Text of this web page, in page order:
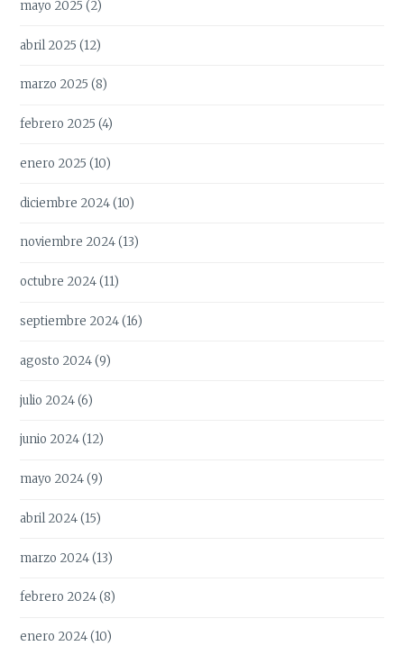
mayo 2025 (2)
abril 2025 (12)
marzo 2025 (8)
febrero 2025 (4)
enero 2025 (10)
diciembre 2024(10)
noviembre 2024(13)
octubre 2024(11)
septiembre 2024(16)
agosto 2024(9)
julio 2024(6)
junio 2024(12)
mayo 2024(9)
abril 2024(15)
marzo 2024(13)
febrero 2024(8)
enero 2024(10)